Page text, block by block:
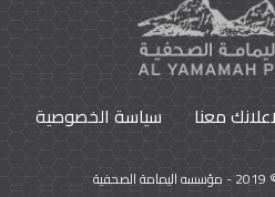
معنا سياسة الخصوصية